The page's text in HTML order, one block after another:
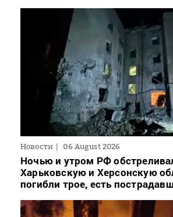
Новости 06 August 2026
Ночью и утром РФ
Харьковскую и Херсонскую
погибли трое, есть